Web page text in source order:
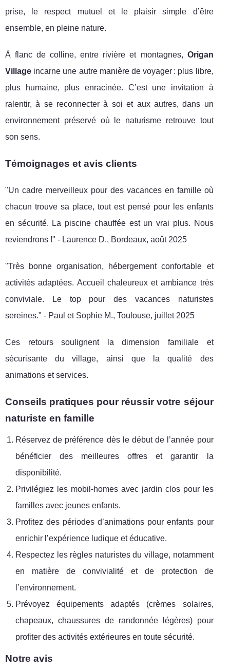
prise, le respect mutuel et le plaisir simple d’être
ensemble, en pleine nature.
À flanc de colline, entre rivière et montagnes, Origan
Village incarne une autre manière de voyager : plus libre,
plus humaine, plus enracinée. C’est une invitation à
ralentir, à se reconnecter à soi et aux autres, dans un
environnement préservé où le naturisme retrouve tout
son sens.
Témoignages et avis clients
"Un cadre merveilleux pour des vacances en famille où
chacun trouve sa place, tout est pensé pour les enfants
en sécurité. La piscine chauffée est un vrai plus. Nous
reviendrons !" - Laurence D., Bordeaux, août 2025
"Très bonne organisation, hébergement confortable et
activités adaptées. Accueil chaleureux et ambiance très
conviviale. Le top pour des vacances naturistes
sereines." - Paul et Sophie M., Toulouse, juillet 2025
Ces retours soulignent la dimension familiale et
sécurisante du village, ainsi que la qualité des
animations et services.
Conseils pratiques pour réussir votre séjour
naturiste en famille
Réservez de préférence dès le début de l’année pour
bénéficier des meilleures offres et garantir la
disponibilité.
Privilégiez les mobil-homes avec jardin clos pour les
familles avec jeunes enfants.
Profitez des périodes d’animations pour enfants pour
enrichir l’expérience ludique et éducative.
Respectez les règles naturistes du village, notamment
en matière de convivialité et de protection de
l’environnement.
Prévoyez équipements adaptés (crèmes solaires,
chapeaux, chaussures de randonnée légères) pour
profiter des activités extérieures en toute sécurité.
Notre avis